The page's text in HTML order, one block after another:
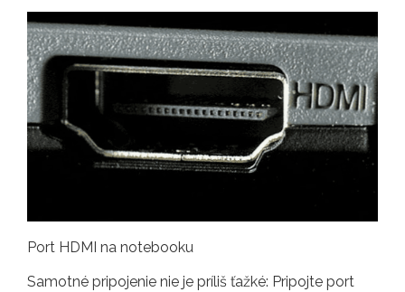
Port HDMI na notebooku
Samotné pripojenie nie je príliš ťažké: Pripojte port